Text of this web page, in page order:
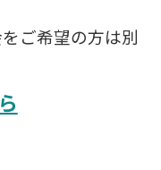
ご希望の方は別